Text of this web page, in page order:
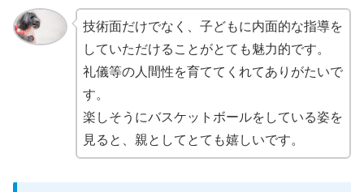
技術面だけでなく、子どもに内面的な指導を
していただけることがとても魅力的です。
礼儀等の人間性を育ててくれてありがたいで
す。
楽しそうにバスケットボールをしている姿を
見ると、親としてとても嬉しいです。